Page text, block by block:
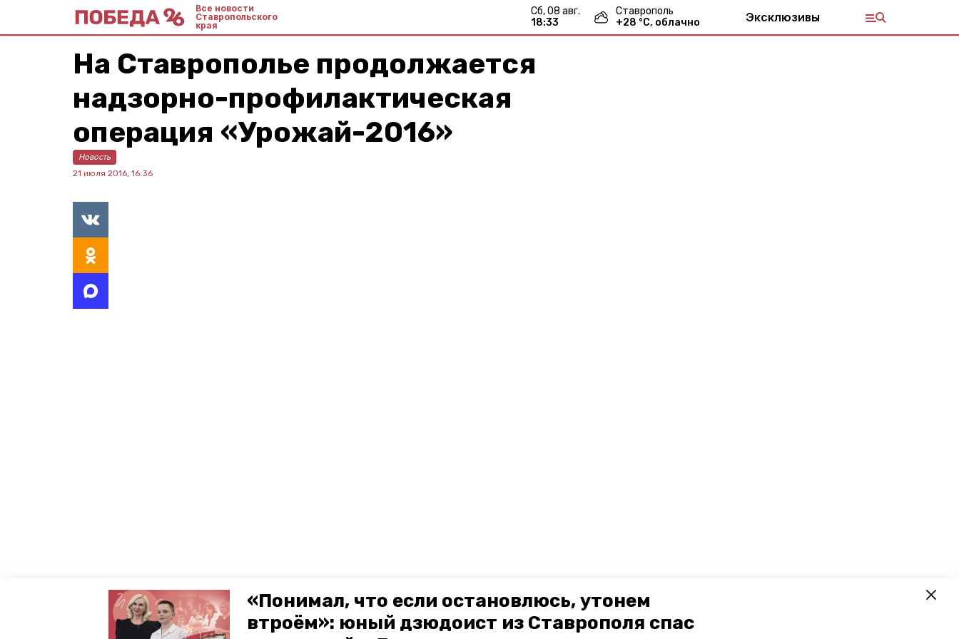
«Понимал, что если остановлюсь, утонем
втроём»: юный дзюдоист из Ставрополя спас
Все новости
Ставропольского
края
сб, 08 авг.
18:33
Ставрополь
+28 °С, облачно Эксклюзивы
На Ставрополье продолжается
надзорно-профилактическая
операция «Урожай-2016»
Новость
21 июля 2016, 16:36